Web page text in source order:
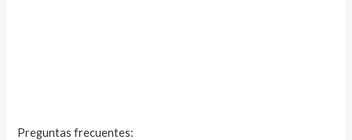
Preguntas frecuentes: